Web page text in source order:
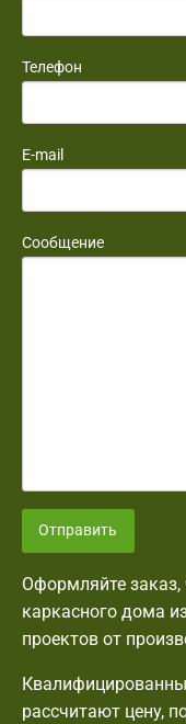
Телефон
E-mail
Сообщение
Отправить
Оформляйте заказ,
каркасного дома
проектов от
рассчитают цену,